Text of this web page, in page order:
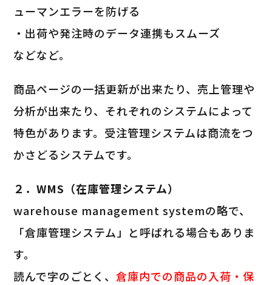
ューマンエラーを防げる
・出荷や発注時のデータ連携もスムーズ
などなど。
商品ページの一括更新が出来たり、売上管理や
分析が出来たり、それぞれのシステムによって
特色があります。受注管理システムは商流をつ
かさどるシステムです。
２．WMS（在庫管理システム）
warehouse management systemの略で、
「倉庫管理システム」と呼ばれる場合もありま
す。
読んで字のごとく、倉庫内での商品の入荷・保